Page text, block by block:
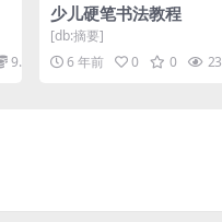
9.9
少儿硬笔书法教程
[db:摘要]
6 年前
0 0 23